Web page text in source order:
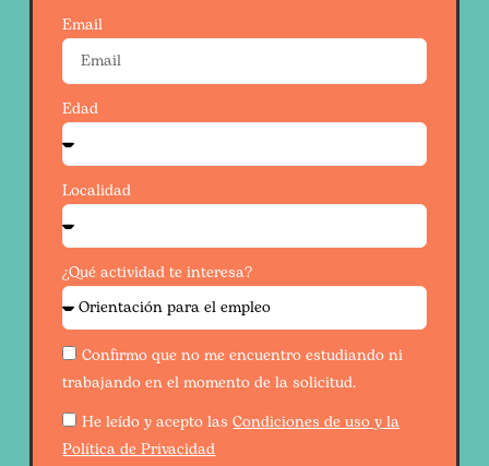
Email
Edad
Localidad
¿Qué actividad te interesa?
Confirmo que no me encuentro estudiando ni
trabajando en el momento de la solicitud.
He leído y acepto lasCondiciones de uso y la
Política de Privacidad